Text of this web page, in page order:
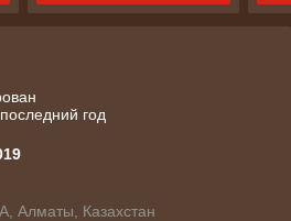
год
Алматы, Казахстан